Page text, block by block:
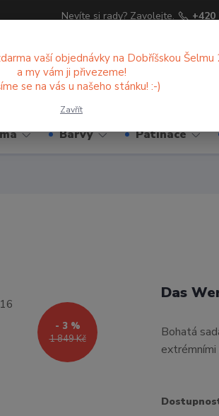
Nevíte si rady? Zavolejte. +420
Barvy Patinace
1 849 Kč
- 3 %
Das
Bohatá
vaší objednávky na Dobříšskou Šelmu
a my vám ji přivezeme!
se na vás u našeho stánku! :-)
Zavřít